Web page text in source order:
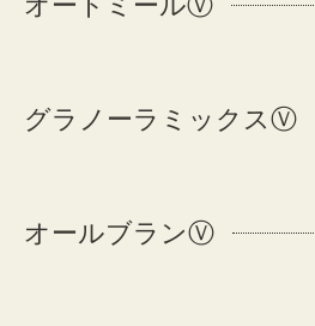
グラノーラミックスⓋ
オールブランⓋ